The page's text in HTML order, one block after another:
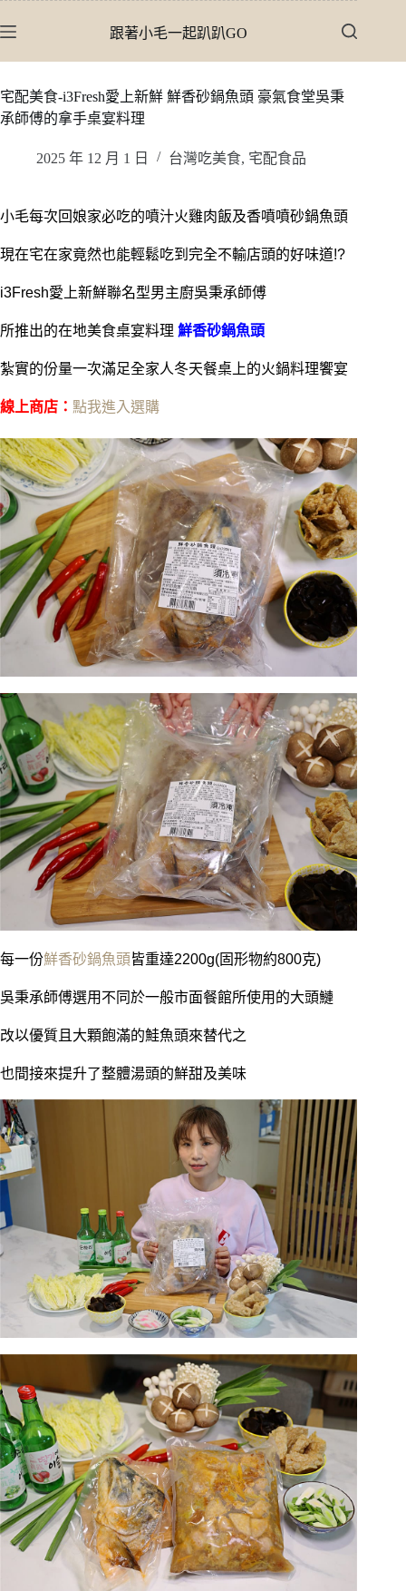
至
內
容
跟著小毛一起趴趴GO
宅配美食-i3Fresh愛上新鮮 鮮香砂鍋魚頭 豪氣食堂吳秉
承師傅的拿手桌宴料理
2025 年 12 月 1 日 台灣吃美食, 宅配食品
小毛每次回娘家必吃的噴汁火雞肉飯及香噴噴砂鍋魚頭
現在宅在家竟然也能輕鬆吃到完全不輸店頭的好味道!?
i3Fresh愛上新鮮聯名型男主廚吳秉承師傅
所推出的在地美食桌宴料理 鮮香砂鍋魚頭
紮實的份量一次滿足全家人冬天餐桌上的火鍋料理饗宴
線上商店： 點我進入選購
每一份鮮香砂鍋魚頭皆重達2200g(固形物約800克)
吳秉承師傅選用不同於一般市面餐館所使用的大頭鰱
改以優質且大顆飽滿的鮭魚頭來替代之
也間接來提升了整體湯頭的鮮甜及美味